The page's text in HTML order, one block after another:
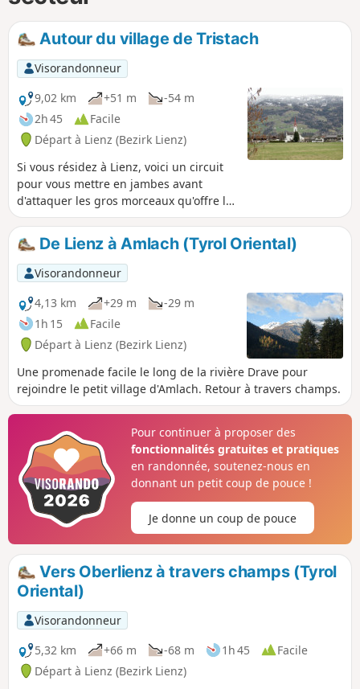
Autour du village de Tristach
Visorandonneur
9,02 km
+51 m
-54 m
2h 45
Facile
Départ à Lienz (Bezirk Lienz)
Si vous résidez à Lienz, voici un circuit
pour vous mettre en jambes avant
d'attaquer les gros morceaux qu'offre la
région. Une promenade au bord de la
rivière et à la lisière de la forêt. Le
circuit est bien aménagé : bancs, tables,
un point d'eau. Je vous conseille un petit
détour par le cimetière cosaque et une
pause à l'église d'Ulrichsbichl. Les
photos ont été prises en mars 2023 : à
cette époque, la nature n'est pas encore
épanouie...
De Lienz à Amlach (Tyrol Oriental)
Visorandonneur
4,13 km
+29 m
-29 m
1h 15
Facile
Départ à Lienz (Bezirk Lienz)
Une promenade facile le long de la rivière Drave pour
rejoindre le petit village d'Amlach. Retour à travers champs.
Pour continuer à proposer des
fonctionnalités gratuites et pratiques
en randonnée, soutenez-nous en
donnant un petit coup de pouce !
Je donne un coup de pouce
Vers Oberlienz à travers champs (Tyrol
Oriental)
Visorandonneur
5,32 km
+66 m -68 m 1h 45
Facile
Départ à Lienz (Bezirk Lienz)